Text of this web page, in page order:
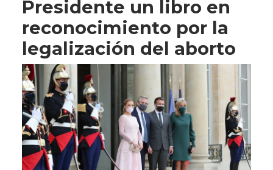
Presidente un libro en
reconocimiento por la
legalización del aborto